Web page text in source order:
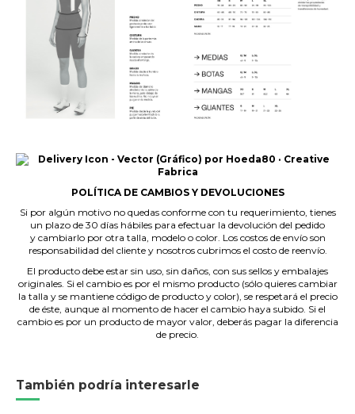
POLÍTICA DE CAMBIOS Y DEVOLUCIONES
Si por algún motivo no quedas conforme con tu requerimiento, tienes
un plazo de 30 días hábiles para efectuar la devolución del pedido
y cambiarlo por otra talla, modelo o color. Los costos de envío son
responsabilidad del cliente y nosotros cubrimos el costo de reenvío.
El producto debe estar sin uso, sin daños, con sus sellos y embalajes
originales. Si el cambio es por el mismo producto (sólo quieres cambiar
la talla y se mantiene código de producto y color), se respetará el precio
de éste, aunque al momento de hacer el cambio haya subido. Si el
cambio es por un producto de mayor valor, deberás pagar la diferencia
de precio.
También podría interesarle